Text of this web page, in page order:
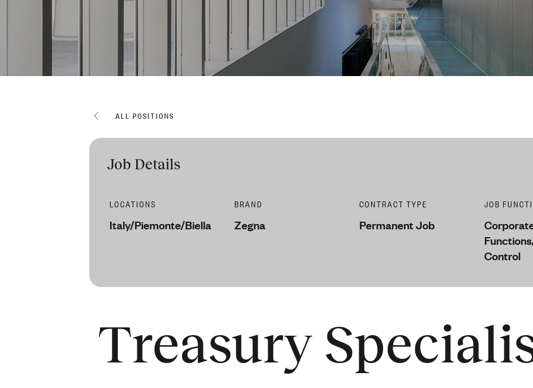
ALL POSITIONS
Job Details
LOCATIONS
Italy/Piemonte/Biella
BRAND
Zegna
CONTRACT TYPE
Permanent Job
JOB
Control
Treasury